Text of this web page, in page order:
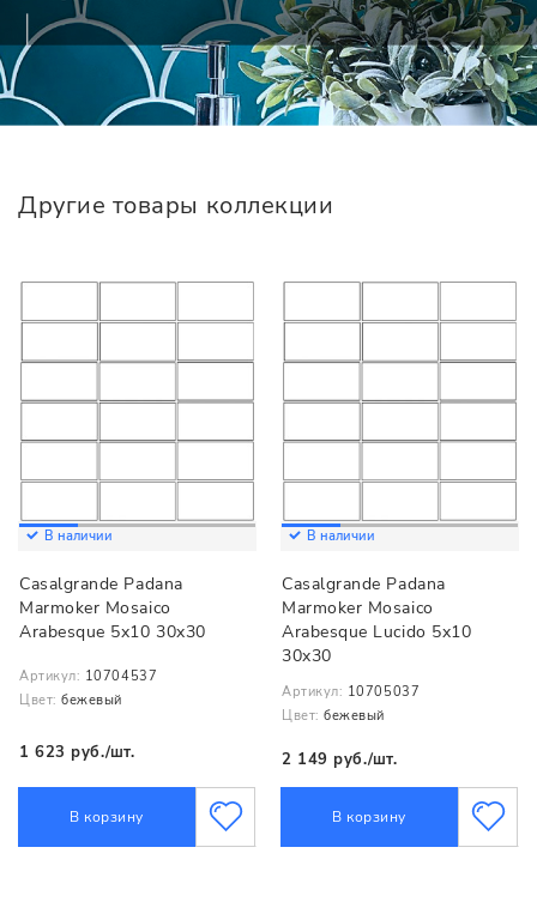
Другие товары коллекции
В наличии
Casalgrande Padana
Marmoker Mosaico
Arabesque 5x10 30x30
Артикул: 10704537
Цвет: бежевый
1 623 руб./шт.
В корзину
В наличии
Casalgrande Padana
Marmoker Mosaico
Arabesque Lucido 5x10
30x30
Артикул: 10705037
Цвет: бежевый
2 149 руб./шт.
В корзину